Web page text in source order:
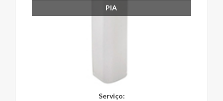
PIA
Serviço: